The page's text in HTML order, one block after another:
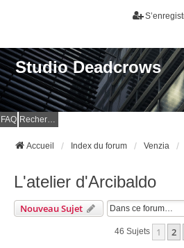
Studio Deadcrows
FAQ Rechercher
Accueil Index du forum Venzia
L'atelier d'Arcibaldo
Nouveau Sujet
46 Sujets 1 2